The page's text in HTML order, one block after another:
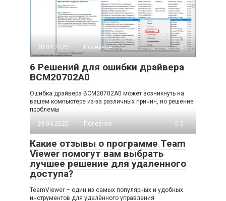
30.04.2025 Полезное 0
6 Решений для ошибки драйвера
BCM20702A0
Ошибка драйвера BCM20702A0 может возникнуть на
вашем компьютере из-за различных причин, но решение
проблемы
29.04.2025
Полезное 0
Какие отзывы о программе Team
Viewer помогут вам выбрать
лучшее решение для удаленного
доступа?
TeamViewer – один из самых популярных и удобных
инструментов для удалённого управления